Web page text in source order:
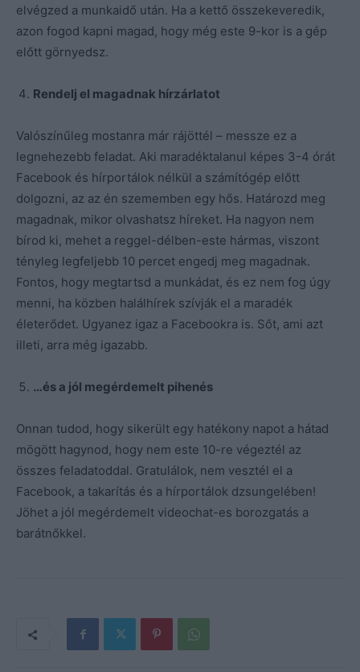
elvégzed a munkaidő után. Ha a kettő összekeveredik,
azon fogod kapni magad, hogy még este 9-kor is a gép
előtt görnyedsz.
Rendelj el magadnak hírzárlatot
Valószínűleg mostanra már rájöttél – messze ez a
legnehezebb feladat. Aki maradéktalanul képes 3-4 órát
Facebook és hírportálok nélkül a számítógép előtt
dolgozni, az az én szememben egy hős. Határozd meg
magadnak, mikor olvashatsz híreket. Ha nagyon nem
bírod ki, mehet a reggel-délben-este hármas, viszont
tényleg legfeljebb 10 percet engedj meg magadnak.
Fontos, hogy megtartsd a munkádat, és ez nem fog úgy
menni, ha közben halálhírek szívják el a maradék
életerődet. Ugyanez igaz a Facebookra is. Sőt, ami azt
illeti, arra még igazabb.
…és a jól megérdemelt pihenés
Onnan tudod, hogy sikerült egy hatékony napot a hátad
mögött hagynod, hogy nem este 10-re végeztél az
összes feladatoddal. Gratulálok, nem vesztél el a
Facebook, a takarítás és a hírportálok dzsungelében!
Jöhet a jól megérdemelt videochat-es borozgatás a
barátnőkkel.